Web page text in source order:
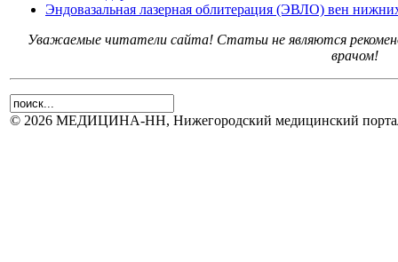
Эндовазальная лазерная облитерация (ЭВЛО) вен
Уважаемые читатели сайта! Статьи не являются
врачом!
© 2026 МЕДИЦИНА-НН, Нижегородский медицинский